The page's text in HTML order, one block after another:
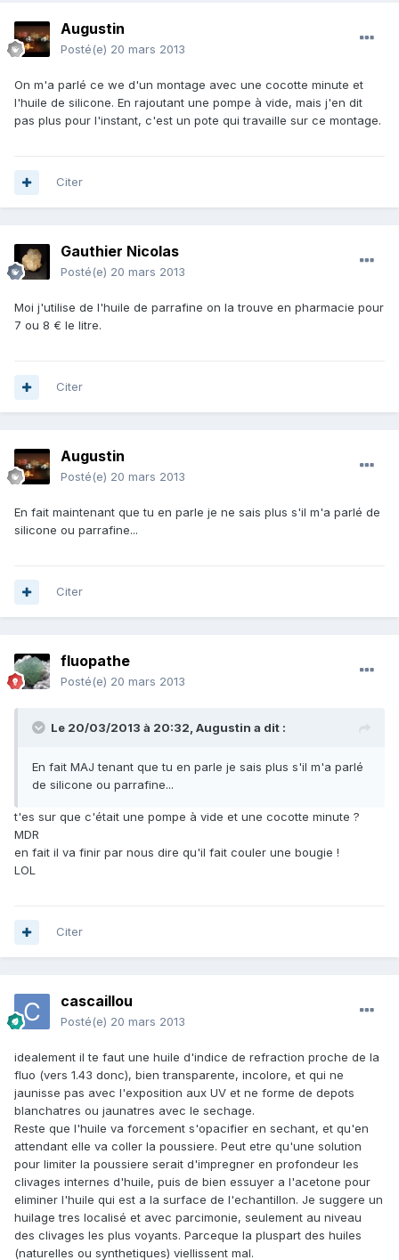
Augustin
Posté(e) 20 mars 2013
On m'a parlé ce we d'un montage avec une cocotte minute et
l'huile de silicone. En rajoutant une pompe à vide, mais j'en dit
pas plus pour l'instant, c'est un pote qui travaille sur ce montage.
Citer
Gauthier Nicolas
Posté(e) 20 mars 2013
Moi j'utilise de l'huile de parrafine on la trouve en pharmacie pour
7 ou 8 € le litre.
Citer
Augustin
Posté(e) 20 mars 2013
En fait maintenant que tu en parle je ne sais plus s'il m'a parlé de
silicone ou parrafine...
Citer
fluopathe
Posté(e) 20 mars 2013
Le 20/03/2013 à 20:32, Augustin a dit :
En fait MAJ tenant que tu en parle je sais plus s'il m'a parlé
de silicone ou parrafine...
t'es sur que c'était une pompe à vide et une cocotte minute ?
MDR
en fait il va finir par nous dire qu'il fait couler une bougie !
LOL
Citer
cascaillou
Posté(e) 20 mars 2013
idealement il te faut une huile d'indice de refraction proche de la
fluo (vers 1.43 donc), bien transparente, incolore, et qui ne
jaunisse pas avec l'exposition aux UV et ne forme de depots
blanchatres ou jaunatres avec le sechage.
Reste que l'huile va forcement s'opacifier en sechant, et qu'en
attendant elle va coller la poussiere. Peut etre qu'une solution
pour limiter la poussiere serait d'impregner en profondeur les
clivages internes d'huile, puis de bien essuyer a l'acetone pour
eliminer l'huile qui est a la surface de l'echantillon. Je suggere un
huilage tres localisé et avec parcimonie, seulement au niveau
des clivages les plus voyants. Parceque la pluspart des huiles
(naturelles ou synthetiques) viellissent mal.